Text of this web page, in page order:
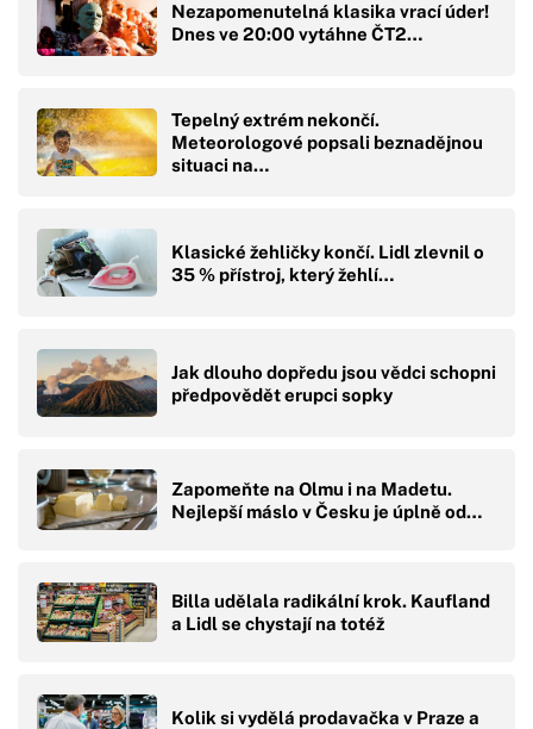
Nezapomenutelná klasika vrací úder!
Dnes ve 20:00 vytáhne ČT2…
Tepelný extrém nekončí.
Meteorologové popsali beznadějnou
situaci na…
Klasické žehličky končí. Lidl zlevnil o
35 % přístroj, který žehlí…
Jak dlouho dopředu jsou vědci schopni
předpovědět erupci sopky
Zapomeňte na Olmu i na Madetu.
Nejlepší máslo v Česku je úplně od…
Billa udělala radikální krok. Kaufland
a Lidl se chystají na totéž
Kolik si vydělá prodavačka v Praze a